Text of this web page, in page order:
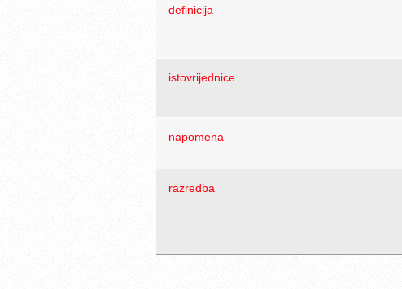
definicija
istovrijednice
napomena
razredba